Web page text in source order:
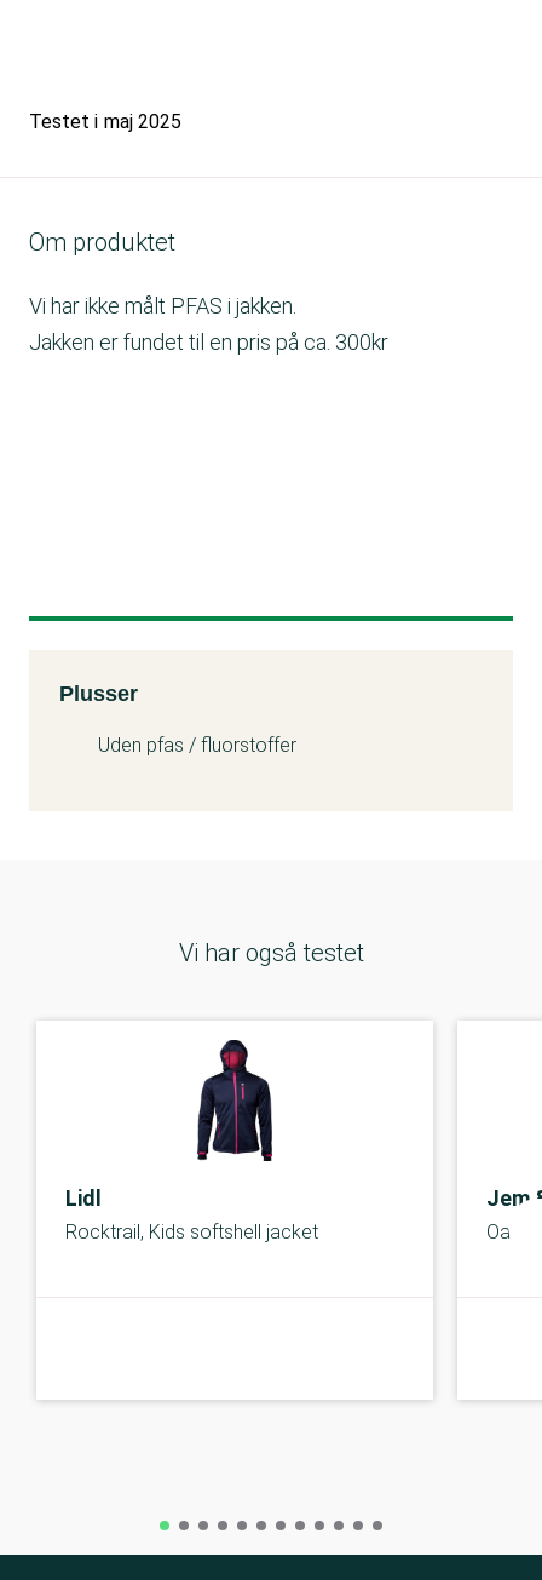
Testet i maj 2025
Om produktet
Vi har ikke målt PFAS i jakken.
Jakken er fundet til en pris på ca. 300kr
Kemitest
Plusser
Uden pfas / fluorstoffer
Vi har også testet
Lidl
Rocktrail, Kids softshell jacket
Jem
Oak